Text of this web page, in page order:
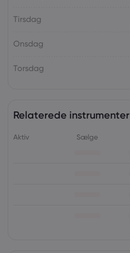
Tirsdag
Onsdag
Torsdag
Relaterede instrumenter
Aktiv Sælge